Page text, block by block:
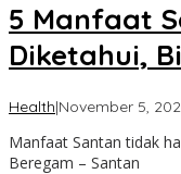
5 Manfaat
Diketahui,
Health|November 5,
Manfaat Santan tidak
Beregam – Santan